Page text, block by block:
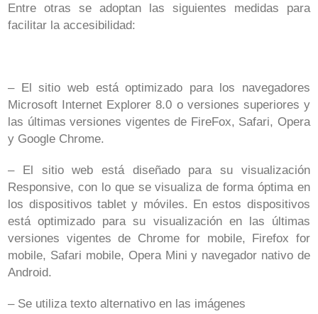
Entre otras se adoptan las siguientes medidas para
facilitar la accesibilidad:
– El sitio web está optimizado para los navegadores
Microsoft Internet Explorer 8.0 o versiones superiores y
las últimas versiones vigentes de FireFox, Safari, Opera
y Google Chrome.
– El sitio web está diseñado para su visualización
Responsive, con lo que se visualiza de forma óptima en
los dispositivos tablet y móviles. En estos dispositivos
está optimizado para su visualización en las últimas
versiones vigentes de Chrome for mobile, Firefox for
mobile, Safari mobile, Opera Mini y navegador nativo de
Android.
– Se utiliza texto alternativo en las imágenes